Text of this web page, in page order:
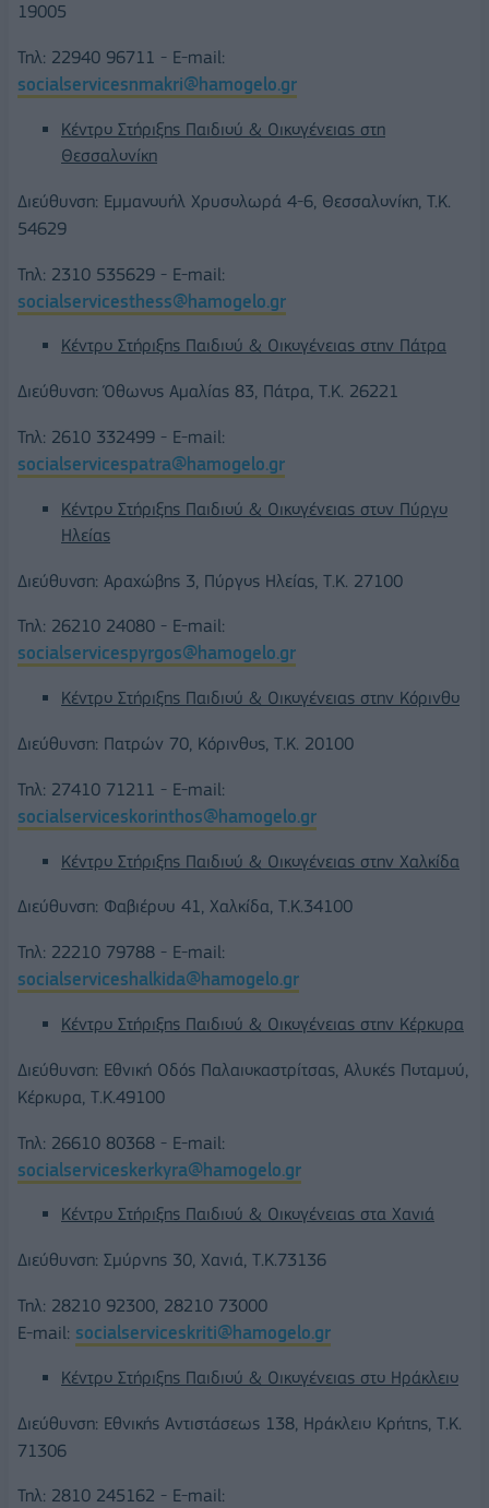
19005
Τηλ: 22940 96711 - E-mail:
socialservicesnmakri@hamogelo.gr
Κέντρο Στήριξης Παιδιού & Οικογένειας στη
Θεσσαλονίκη
Διεύθυνση: Εμμανουήλ Χρυσολωρά 4-6, Θεσσαλονίκη, T.K.
54629
Τηλ: 2310 535629 - E-mail:
socialservicesthess@hamogelo.gr
Κέντρο Στήριξης Παιδιού & Οικογένειας στην Πάτρα
Διεύθυνση: Όθωνος Αμαλίας 83, Πάτρα, Τ.Κ. 26221
Τηλ: 2610 332499 - E-mail:
socialservicespatra@hamogelo.gr
Κέντρο Στήριξης Παιδιού & Οικογένειας στον Πύργο
Ηλείας
Διεύθυνση: Αραχώβης 3, Πύργος Ηλείας, Τ.Κ. 27100
Τηλ: 26210 24080 - E-mail:
socialservicespyrgos@hamogelo.gr
Κέντρο Στήριξης Παιδιού & Οικογένειας στην Κόρινθο
Διεύθυνση: Πατρών 70, Κόρινθος, Τ.Κ. 20100
Τηλ: 27410 71211 - E-mail:
socialserviceskorinthos@hamogelo.gr
Κέντρο Στήριξης Παιδιού & Οικογένειας στην Χαλκίδα
Διεύθυνση: Φαβιέρου 41, Χαλκίδα, Τ.Κ.34100
Τηλ: 22210 79788 - E-mail:
socialserviceshalkida@hamogelo.gr
Κέντρο Στήριξης Παιδιού & Οικογένειας στην Κέρκυρα
Διεύθυνση: Εθνική Οδός Παλαιοκαστρίτσας, Αλυκές Ποταμού,
Κέρκυρα, Τ.Κ.49100
Τηλ: 26610 80368 - E-mail:
socialserviceskerkyra@hamogelo.gr
Κέντρο Στήριξης Παιδιού & Οικογένειας στα Χανιά
Διεύθυνση: Σμύρνης 30, Χανιά, Τ.Κ.73136
Τηλ: 28210 92300, 28210 73000
Ε-mail: socialserviceskriti@hamogelo.gr
Κέντρο Στήριξης Παιδιού & Οικογένειας στο Ηράκλειο
Διεύθυνση: Εθνικής Αντιστάσεως 138, Ηράκλειο Κρήτης, Τ.Κ.
71306
Τηλ: 2810 245162 - Ε-mail: